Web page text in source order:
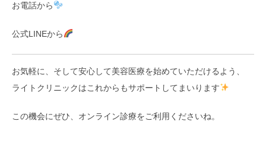
お電話から
公式LINEから
お気軽に、そして安心して美容医療を始めていただけるよう、
ライトクリニックはこれからもサポートしてまいります
この機会にぜひ、オンライン診療をご利用くださいね。